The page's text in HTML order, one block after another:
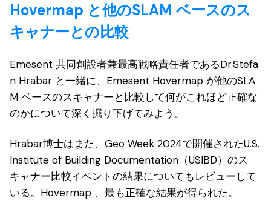
Hovermap と他のSLAM ベースのス
キャナーとの比較
Emesent 共同創設者兼最高戦略責任者であるDr.Stefa
n Hrabar と一緒に、Emesent Hovermap が他のSLA
M ベースのスキャナーと比較して何がこれほど正確な
のかについて深く掘り下げてみよう。
Hrabar博士はまた、Geo Week 2024で開催されたU.S.
Institute of Building Documentation（USIBD）のス
キャナー比較イベントの結果についてもレビューして
いる。Hovermap 、最も正確な結果が得られた。